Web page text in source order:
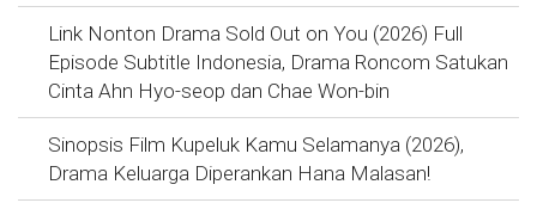
Link Nonton Drama Sold Out on You (2026) Full
Episode Subtitle Indonesia, Drama Roncom Satukan
Cinta Ahn Hyo-seop dan Chae Won-bin
Sinopsis Film Kupeluk Kamu Selamanya (2026),
Drama Keluarga Diperankan Hana Malasan!